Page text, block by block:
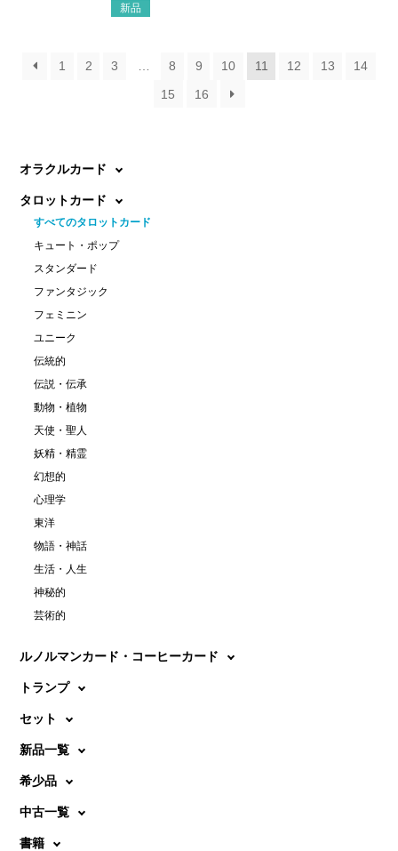
新品
1 2 3 … 8 9 10 11 12 13
14
15
16
オラクルカード
タロットカード
すべてのタロットカード
キュート・ポップ
スタンダード
ファンタジック
フェミニン
ユニーク
伝統的
伝説・伝承
動物・植物
天使・聖人
妖精・精霊
幻想的
心理学
東洋
物語・神話
生活・人生
神秘的
芸術的
ルノルマンカード・コーヒーカード
トランプ
セット
新品一覧
希少品
中古一覧
書籍